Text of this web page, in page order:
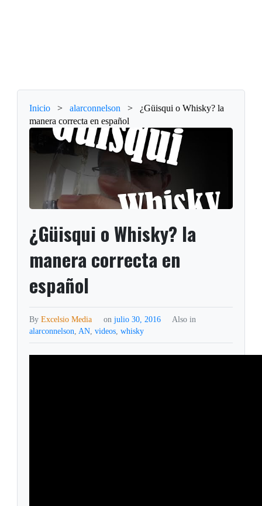
Inicio > alarconnelson >
¿Güisqui o Whisky? la
manera correcta en español
¿Güisqui o Whisky? la
manera correcta en
español
ByExcelsio Media on julio 30, 2016
Also in
alarconnelson,AN,videos,whisky